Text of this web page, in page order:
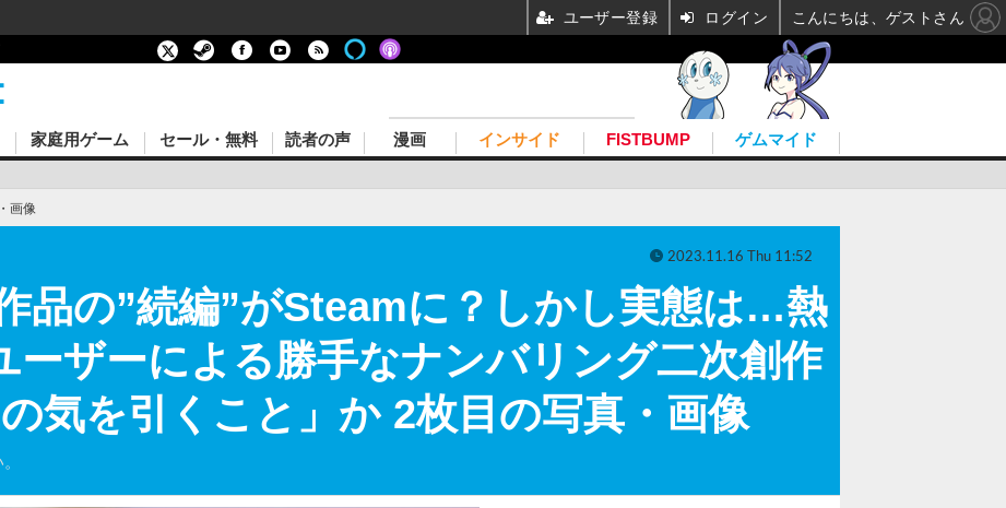
家庭用ゲーム セール・無料 読者の声 漫画 インサイド FISTBUMP ゲムマイド
画像
品の”続編”がSteamに？しかし実態は…熱
ーザーによる勝手なナンバリング二次創作
気を引くこと」か 2枚目の写真・画像
2023.11.16 Thu 11:52
ユーザー登録 ログイン こんにちは、ゲストさん